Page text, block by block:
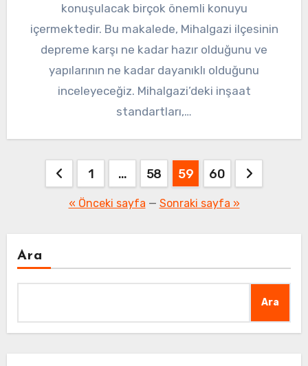
konuşulacak birçok önemli konuyu
içermektedir. Bu makalede, Mihalgazi ilçesinin
depreme karşı ne kadar hazır olduğunu ve
yapılarının ne kadar dayanıklı olduğunu
inceleyeceğiz. Mihalgazi’deki inşaat
standartları,…
sayfalaması
1 … 58 59 60
« Önceki sayfa — Sonraki sayfa »
Ara
Ara